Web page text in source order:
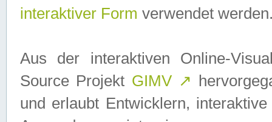
interaktiver Form verwendet
Aus der interaktiven Online-
Source Projekt GIMV ↗
und erlaubt Entwicklern,